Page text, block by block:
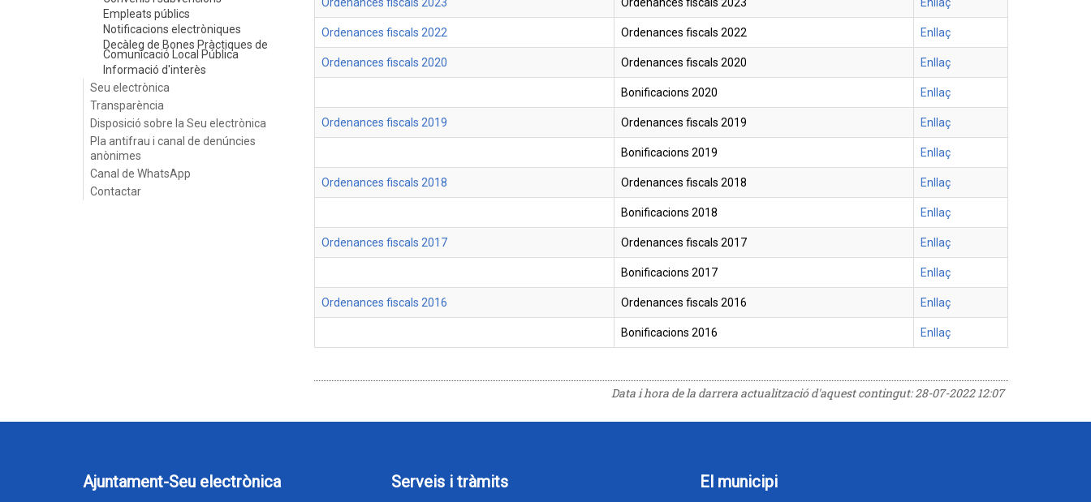
Empleats públics
Notificacions electròniques
Decàleg de Bones Pràctiques de
Comunicació Local Pública
Informació d'interès
Seu electrònica
Transparència
Disposició sobre la Seu electrònica
Pla antifrau i canal de denúncies
anònimes
Canal de WhatsApp
Contactar
Ordenances fiscals 2022 Ordenances fiscals 2022 Enllaç
Ordenances fiscals 2020 Ordenances fiscals 2020 Enllaç
Bonificacions 2020 Enllaç
Ordenances fiscals 2019 Ordenances fiscals 2019 Enllaç
Bonificacions 2019 Enllaç
Ordenances fiscals 2018 Ordenances fiscals 2018 Enllaç
Bonificacions 2018 Enllaç
Ordenances fiscals 2017 Ordenances fiscals 2017 Enllaç
Bonificacions 2017 Enllaç
Ordenances fiscals 2016 Ordenances fiscals 2016 Enllaç
Bonificacions 2016 Enllaç
Data i hora de la darrera actualització d'aquest contingut:28-07-2022 12:07
Ajuntament-Seu electrònica Serveis i tràmits El municipi